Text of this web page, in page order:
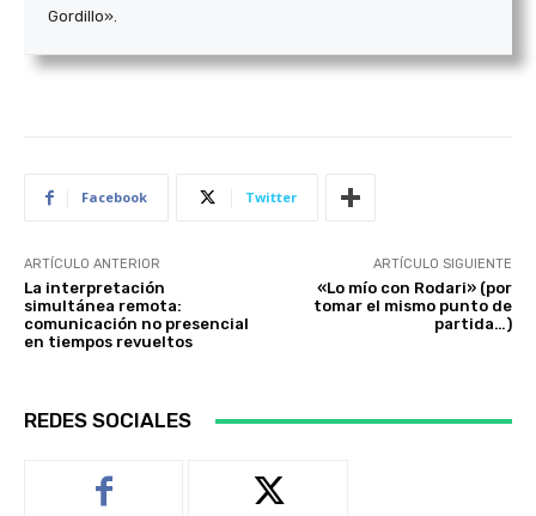
Gordillo».
Facebook Twitter
ARTÍCULO ANTERIOR
La interpretación
simultánea remota:
comunicación no presencial
en tiempos revueltos
ARTÍCULO SIGUIENTE
«Lo mío con Rodari» (por
tomar el mismo punto de
partida…)
REDES SOCIALES